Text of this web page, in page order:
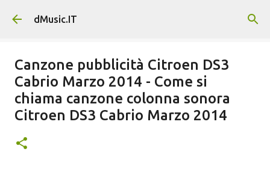
Passa ai contenuti principali
dMusic.IT
Canzone pubblicità Citroen DS3
Cabrio Marzo 2014 - Come si
chiama canzone colonna sonora
Citroen DS3 Cabrio Marzo 2014